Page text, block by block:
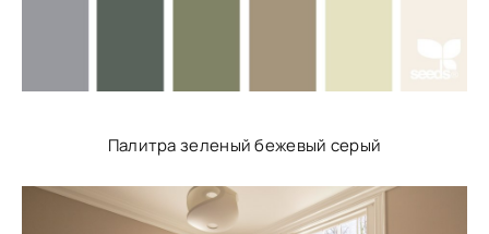
Палитра зеленый бежевый серый